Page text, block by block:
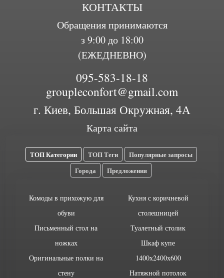
КОНТАКТЫ
Обращения принимаются
з 9:00 до 18:00
(ЕЖЕДНЕВНО)
095-583-18-18
groupleconfort@gmail.com
г. Киев, Большая Окружная, 4А
Карта сайта
ТОП Категории ТОП Теги
Популярные запросы
Города
Предложения
Комоды в прихожую для
обуви
Письменный стол на
ножках
Оригинальные полки на
стену
Кухня с коричневой
столешницей
Туалетный столик
Шкаф купе
1400х2400х600
Натяжной потолок